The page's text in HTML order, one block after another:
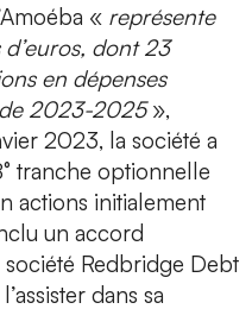
« représente
dont 23
en dépenses
2023-2025»,
2023, la société a
tranche optionnelle
actions initialement
un accord
Redbridge Debt
dans sa